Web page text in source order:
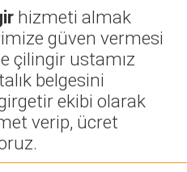
hizmeti almak
güven vermesi
çilingir ustamız
belgesini
ekibi olarak
verip, ücret